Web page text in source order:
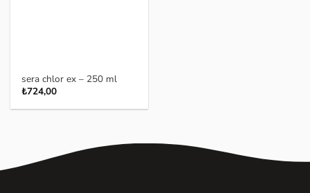
sera chlor ex – 250 ml
₺724,00